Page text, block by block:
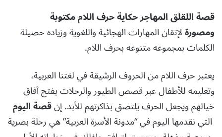
قصة اللقلق المهاجر حكاية حرف اللام مكتوبة
ومصورةلإتقان المهارات الهجائية واللغوية وزياده حصيلة
الكلمات بمجموعه متنوعه بحرف اللام.
يعتبر حرف اللام من الحروف الرشيقة في لغتنا العربية،
وتعليمه للأطفال عبر قصص الطيور والرحلات يفتح آفاق
خيالهم ويجعل الحرف يلتصق بذاكرتهم للأبد. إنقصة اليوم
التي نقدمها اليوم في “مدونة الأسرة العربية” هي رحلة بصرية